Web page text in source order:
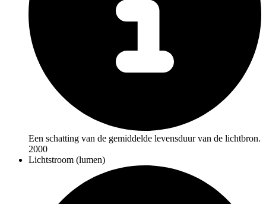
Een schatting van de gemiddelde levensduur van de lichtbron.
2000
Lichtstroom (lumen)